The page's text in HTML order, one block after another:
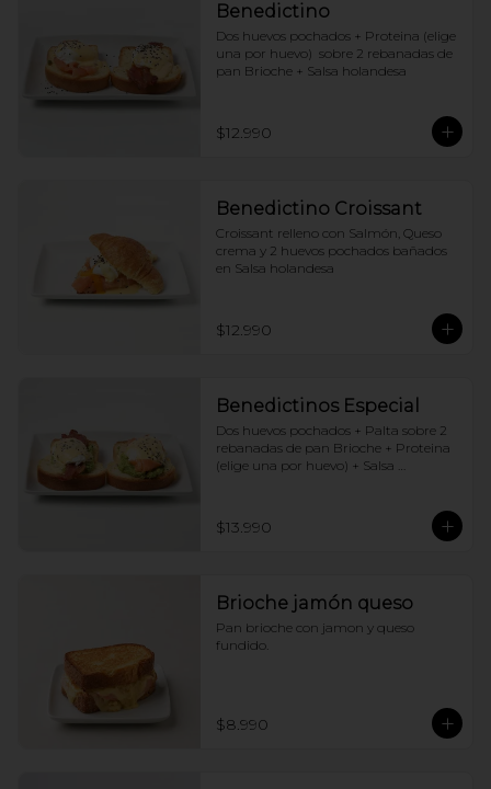
Benedictino
Dos huevos pochados + Proteina (elige
una por huevo)  sobre 2 rebanadas de
pan Brioche + Salsa holandesa
$12.990
Benedictino Croissant
Croissant relleno con Salmón, Queso
crema y 2 huevos pochados bañados
en Salsa holandesa
$12.990
Benedictinos Especial
Dos huevos pochados + Palta sobre 2
rebanadas de pan Brioche + Proteina
(elige una por huevo) + Salsa
$13.990
Brioche jamón queso
Pan brioche con jamon y queso
fundido.
$8.990